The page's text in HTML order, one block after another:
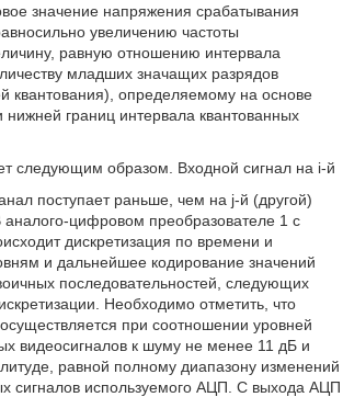
значение напряжения срабатывания
увеличению частоты
равную отношению интервала
младших значащих разрядов
квантования), определяемому на основе
нижней границ интервала квантованных
следующим образом. Входной сигнал на i-й
поступает раньше, чем на j-й (другой)
цифровом преобразователе 1 с
дискретизация по времени и
и дальнейшее кодирование значений
последовательностей, следующих
Необходимо отметить, что
при соотношении уровней
видеосигналов к шуму не менее 11 дБ и
равной полному диапазону изменений
сигналов используемого АЦП. С выхода АЦП